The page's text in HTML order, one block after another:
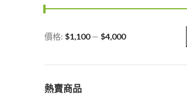
最
價
最
價
價格: $1,100— $4,000
熱賣商品